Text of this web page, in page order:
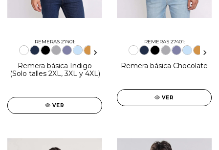
REMERAS 27401:
Remera básica Indigo
(Solo talles 2XL, 3XL y 4XL)
VER
REMERAS 27401:
Remera básica Chocolate
VER